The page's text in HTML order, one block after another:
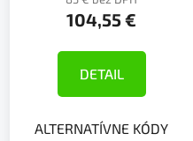
104,55 €
DETAIL
ALTERNATÍVNE KÓDY